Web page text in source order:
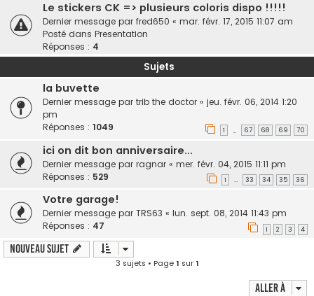
Le stickers CK => plusieurs coloris dispo !!!!!
Dernier message par fred650 « mar. févr. 17, 2015 11:07 am
Posté dans Presentation
Réponses : 4
Sujets
la buvette
Dernier message par trib the doctor « jeu. févr. 06, 2014 1:20
pm
Réponses : 1049 1 … 67 68 69 70
ici on dit bon anniversaire...
Dernier message par ragnar « mer. févr. 04, 2015 11:11 pm
Réponses : 529 1 … 33 34 35 36
Votre garage!
Dernier message par TRS63 « lun. sept. 08, 2014 11:43 pm
Réponses : 47 1 2 3 4
Nouveau sujet
3 sujets • Page1 sur1
Aller à